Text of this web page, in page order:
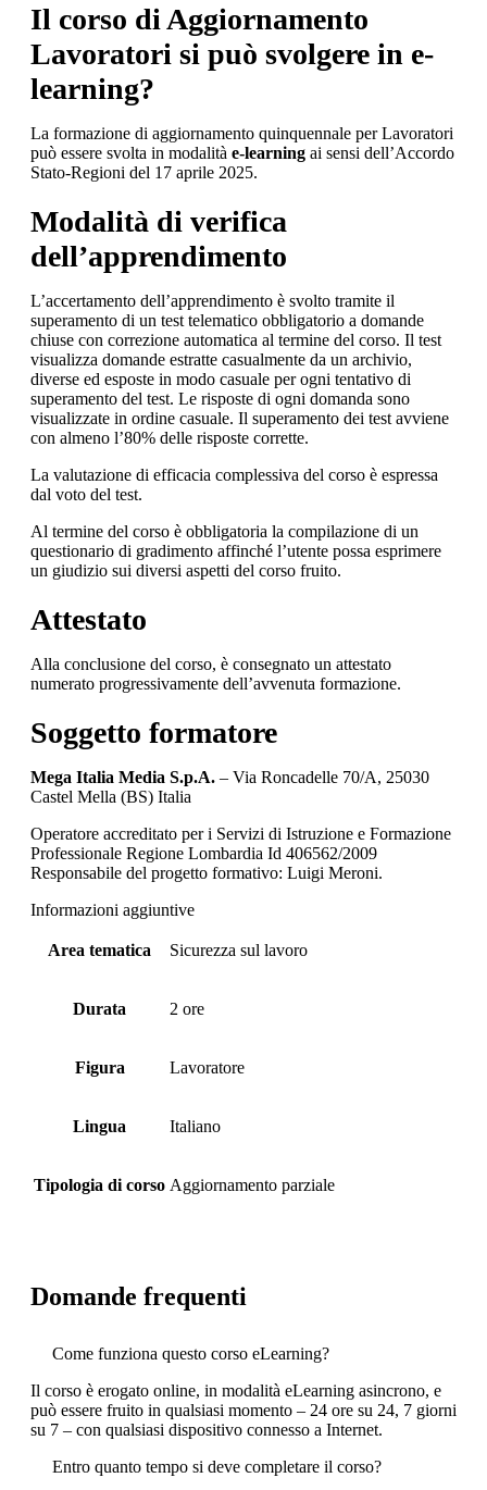
Il corso di Aggiornamento
Lavoratori si può svolgere in e-
learning?
La formazione di aggiornamento quinquennale per Lavoratori
può essere svolta in modalità e-learning ai sensi dell’Accordo
Stato-Regioni del 17 aprile 2025.
Modalità di verifica
dell’apprendimento
L’accertamento dell’apprendimento è svolto tramite il
superamento di un test telematico obbligatorio a domande
chiuse con correzione automatica al termine del corso. Il test
visualizza domande estratte casualmente da un archivio,
diverse ed esposte in modo casuale per ogni tentativo di
superamento del test. Le risposte di ogni domanda sono
visualizzate in ordine casuale. Il superamento dei test avviene
con almeno l’80% delle risposte corrette.
La valutazione di efficacia complessiva del corso è espressa
dal voto del test.
Al termine del corso è obbligatoria la compilazione di un
questionario di gradimento affinché l’utente possa esprimere
un giudizio sui diversi aspetti del corso fruito.
Attestato
Alla conclusione del corso, è consegnato un attestato
numerato progressivamente dell’avvenuta formazione.
Soggetto formatore
Mega Italia Media S.p.A. – Via Roncadelle 70/A, 25030
Castel Mella (BS) Italia
Operatore accreditato per i Servizi di Istruzione e Formazione
Professionale Regione Lombardia Id 406562/2009
Responsabile del progetto formativo: Luigi Meroni.
Informazioni aggiuntive
Area tematica Sicurezza sul lavoro
Durata 2 ore
Figura Lavoratore
Lingua Italiano
Tipologia di corso Aggiornamento parziale
Domande frequenti
Come funziona questo corso eLearning?
Il corso è erogato online, in modalità eLearning asincrono, e
può essere fruito in qualsiasi momento – 24 ore su 24, 7 giorni
su 7 – con qualsiasi dispositivo connesso a Internet.
Entro quanto tempo si deve completare il corso?